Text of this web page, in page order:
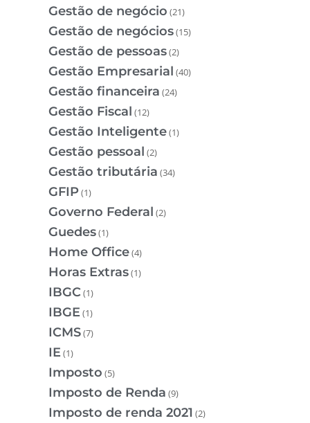
Gestão de negócio (21)
Gestão de negócios(15)
Gestão de pessoas(2)
Gestão Empresarial (40)
Gestão financeira (24)
Gestão Fiscal (12)
Gestão Inteligente(1)
Gestão pessoal (2)
Gestão tributária (34)
GFIP(1)
Governo Federal (2)
Guedes(1)
Home Office(4)
Horas Extras(1)
IBGC(1)
IBGE(1)
ICMS(7)
IE(1)
Imposto (5)
Imposto de Renda (9)
Imposto de renda 2021 (2)